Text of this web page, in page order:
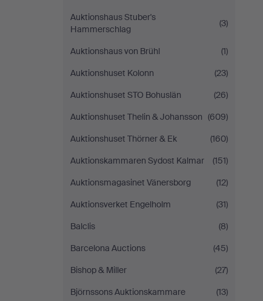
Auktionshaus Stuber's
Hammerschlag
(3)
Auktionshaus von Brühl
(1)
Auktionshuset Kolonn
(23)
Auktionshuset STO Bohuslän
(26)
Auktionshuset Thelin & Johansson (609)
Auktionshuset Thörner & Ek
(160)
Auktionskammaren Sydost Kalmar
(151)
Auktionsmagasinet Vänersborg
(12)
Auktionsverket Engelholm
(31)
Balclis
(8)
Barcelona Auctions
(45)
Bishop & Miller
(27)
Björnssons Auktionskammare
(13)